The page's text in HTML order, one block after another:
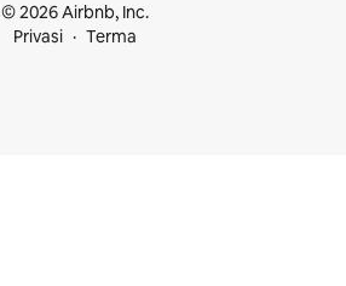
© 2026 Airbnb, Inc.
Privasi
Terma